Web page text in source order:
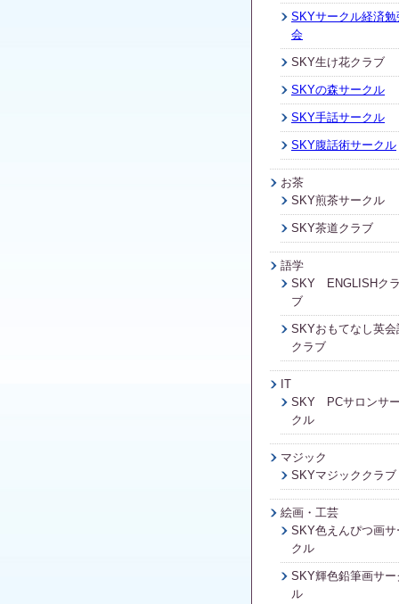
SKYサークル経済勉
会
SKY生け花クラブ
SKYの森サークル
SKY手話サークル
SKY腹話術サークル
お茶
SKY煎茶サークル
SKY茶道クラブ
語学
SKY ENGLISHクラ
ブ
SKYおもてなし英会
クラブ
IT
SKY PCサロンサー
クル
マジック
SKYマジッククラブ
絵画・工芸
SKY色えんぴつ画サ
クル
SKY輝色鉛筆画サー
ル